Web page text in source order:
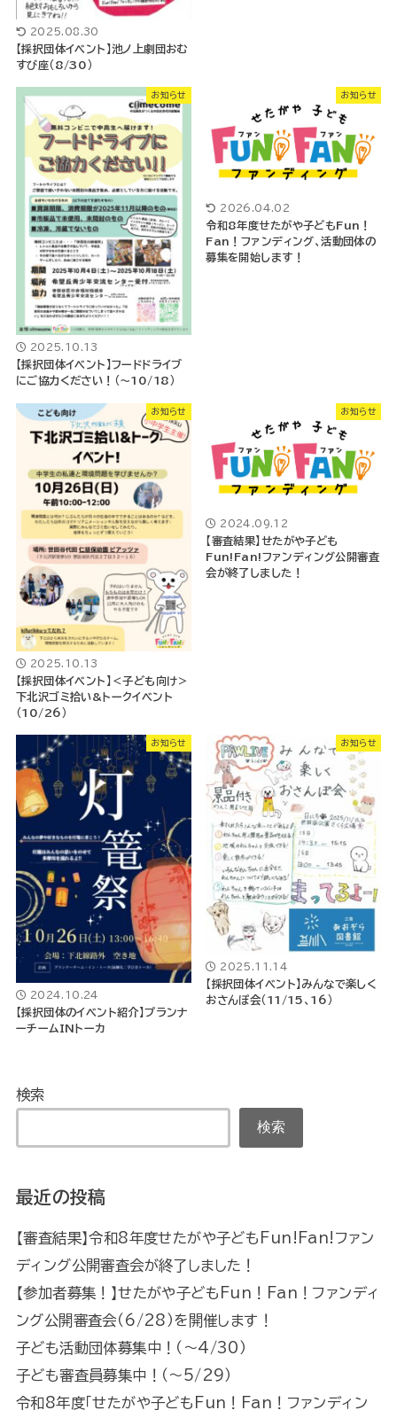
2025.08.30
【採択団体イベント】池ノ上劇団おむ
すび座（8/30）
お知らせ
2025.10.13
【採択団体イベント】フードドライブ
にご協力ください！（～10/18）
お知らせ
2026.04.02
令和8年度せたがや子どもFun！
Fan！ファンディング、活動団体の
募集を開始します！
お知らせ
2025.10.13
【採択団体イベント】＜子ども向け＞
下北沢ゴミ拾い&トークイベント
（10/26）
お知らせ
2024.09.12
【審査結果】せたがや子ども
Fun!Fan!ファンディング公開審査
会が終了しました！
お知らせ
2024.10.24
【採択団体のイベント紹介】プランナ
ーチームINトーカ
お知らせ
2025.11.14
【採択団体イベント】みんなで楽しく
おさんぽ会（11/15、16）
検索
検索
最近の投稿
【審査結果】令和8年度せたがや子どもFun!Fan!ファン
ディング公開審査会が終了しました！
【参加者募集！】せたがや子どもFun！Fan！ファンディ
ング公開審査会（6/28）を開催します！
子ども活動団体募集中！（～4/30）
子ども審査員募集中！（～5/29）
令和8年度「せたがや子どもFun！Fan！ファンディン